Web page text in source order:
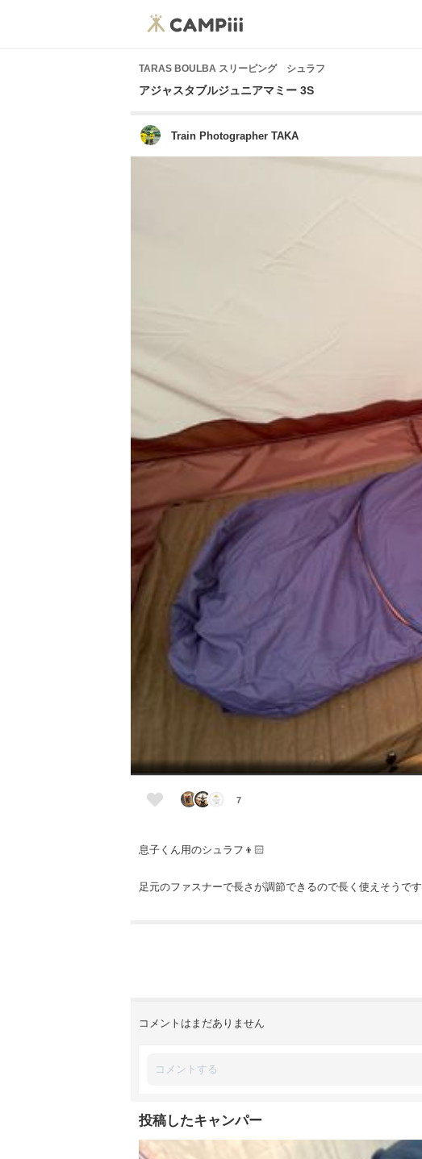
TARAS BOULBA スリーピング シュラフ
アジャスタブルジュニアマミー 3S
Train Photographer TAKA
7
息子くん用のシュラフ👦🏻
足元のファスナーで長さが調節できるので長く使えそうです
コメントはまだありません
投稿したキャンパー